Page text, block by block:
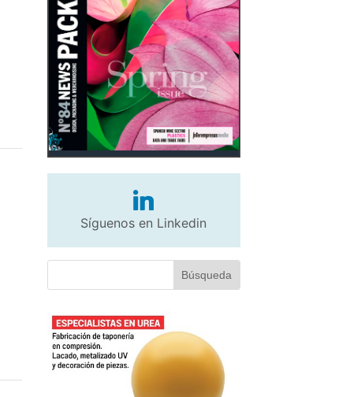
Síguenos en Linkedin